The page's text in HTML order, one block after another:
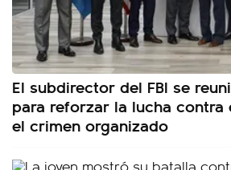
El subdirector del FBI se
para reforzar la lucha
el crimen organizado